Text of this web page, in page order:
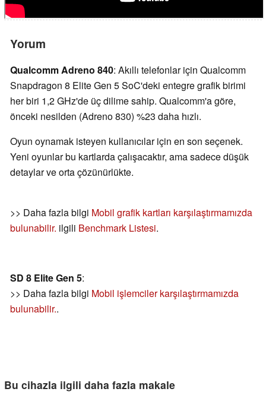
Yorum
Qualcomm Adreno 840: Akıllı telefonlar için Qualcomm
Snapdragon 8 Elite Gen 5 SoC'deki entegre grafik birimi
her biri 1,2 GHz'de üç dilime sahip. Qualcomm'a göre,
önceki nesilden (Adreno 830) %23 daha hızlı.
Oyun oynamak isteyen kullanıcılar için en son seçenek.
Yeni oyunlar bu kartlarda çalışacaktır, ama sadece düşük
detaylar ve orta çözünürlükte.
>> Daha fazla bilgi Mobil grafik kartları karşılaştırmamızda
bulunabilir. ilgili Benchmark Listesi.
SD 8 Elite Gen 5:
>> Daha fazla bilgi Mobil işlemciler karşılaştırmamızda
bulunabilir..
Bu cihazla ilgili daha fazla makale